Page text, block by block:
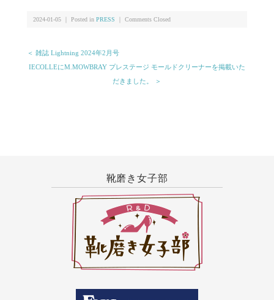
2024-01-05 ｜ Posted in PRESS Comments Closed
＜ 雑誌 Lightning 2024年2月号
IECOLLEにM.MOWBRAY プレステージ モールドクリーナーを掲載いた
だきました。 ＞
靴磨き女子部